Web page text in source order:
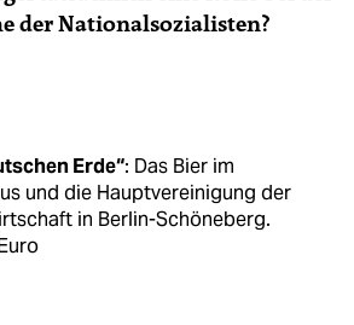
der Nationalsozialisten?
Erde“: Das Bier im
und die Hauptvereinigung der
in Berlin-Schöneberg.